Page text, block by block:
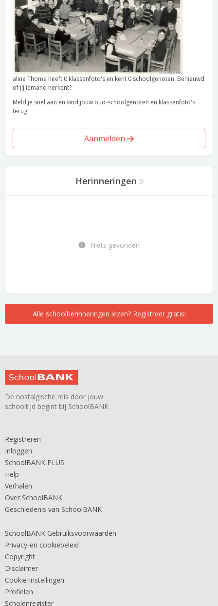
aline Thoma heeft 0 klassenfoto's en kent 0 schoolgenoten. Benieuwd
of jij iemand herkent?
Meld je snel aan en vind jouw oud-schoolgenoten en klassenfoto's
terug!
Aanmelden
Herinneringen 0
Niets gevonden
Alle schoolherinneringen lezen? Registreer gratis!
De nostalgische reis door jouw
schooltijd begint bij SchoolBANK
Registreren
Inloggen
SchoolBANK PLUS
Help
Verhalen
Over SchoolBANK
Geschiedenis van SchoolBANK
SchoolBANK Gebruiksvoorwaarden
Privacy-en cookiebeleid
Copyright
Disclaimer
Cookie-instellingen
Profielen
Scholenregister